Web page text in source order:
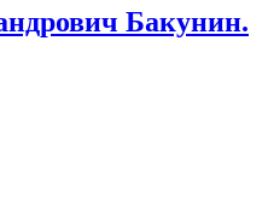
Бакунин.